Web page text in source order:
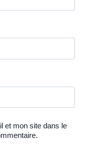
et mon site dans le